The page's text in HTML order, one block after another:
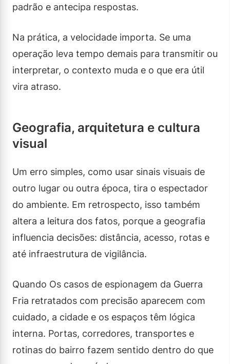
padrão e antecipa respostas.
Na prática, a velocidade importa. Se uma
operação leva tempo demais para transmitir ou
interpretar, o contexto muda e o que era útil
vira atraso.
Geografia, arquitetura e cultura
visual
Um erro simples, como usar sinais visuais de
outro lugar ou outra época, tira o espectador
do ambiente. Em retrospecto, isso também
altera a leitura dos fatos, porque a geografia
influencia decisões: distância, acesso, rotas e
até infraestrutura de vigilância.
Quando Os casos de espionagem da Guerra
Fria retratados com precisão aparecem com
cuidado, a cidade e os espaços têm lógica
interna. Portas, corredores, transportes e
rotinas do bairro fazem sentido dentro do que